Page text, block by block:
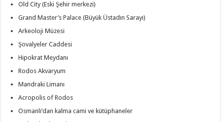
Old City (Eski Şehir merkezi)
Grand Master’s Palace (Büyük Üstadın Sarayı)
Arkeoloji Müzesi
Şovalyeler Caddesi
Hipokrat Meydanı
Rodos Akvaryum
Mandraki Limanı
Acropolis of Rodos
Osmanlı’dan kalma cami ve kütüphaneler